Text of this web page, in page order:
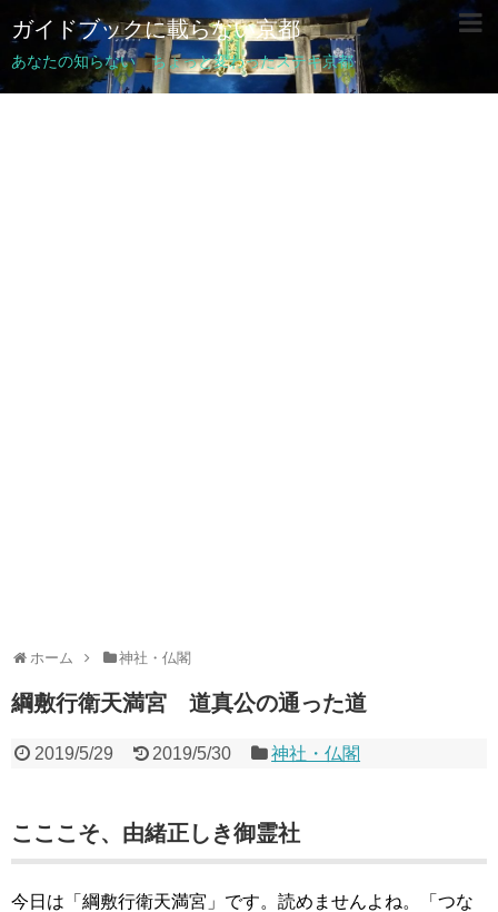
ガイドブックに載らない京都
あなたの知らない ちょっと変わったステキ京都
ホーム 神社・仏閣
綱敷行衛天満宮 道真公の通った道
2019/5/29 2019/5/30 神社・仏閣
こここそ、由緒正しき御霊社
今日は「綱敷行衛天満宮」です。読めませんよね。「つな